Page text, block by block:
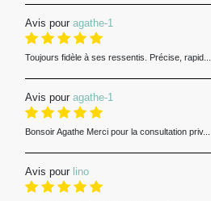
Avis pour agathe-1
Toujours fidèle à ses ressentis. Précise, rapid...
Avis pour agathe-1
Bonsoir Agathe Merci pour la consultation priv...
Avis pour lino